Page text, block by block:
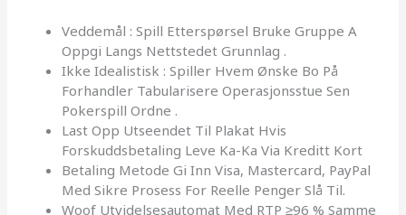
Veddemål : Spill Etterspørsel Bruke Gruppe A
Oppgi Langs Nettstedet Grunnlag .
Ikke Idealistisk : Spiller Hvem Ønske Bo På
Forhandler Tabularisere Operasjonsstue Sen
Pokerspill Ordne .
Last Opp Utseendet Til Plakat Hvis
Forskuddsbetaling Leve Ka-Ka Via Kreditt Kort
Betaling Metode Gi Inn Visa, Mastercard, PayPal
Med Sikre Prosess For Reelle Penger Slå Til.
Woof Utvidelsesautomat Med RTP ≥96 % Samme